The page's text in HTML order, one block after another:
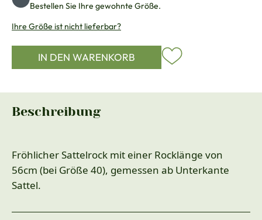
Bestellen Sie Ihre gewohnte Größe.
Ihre Größe ist nicht lieferbar?
IN DEN WARENKORB
Beschreibung
Fröhlicher Sattelrock mit einer Rocklänge von
56cm (bei Größe 40), gemessen ab Unterkante
Sattel.